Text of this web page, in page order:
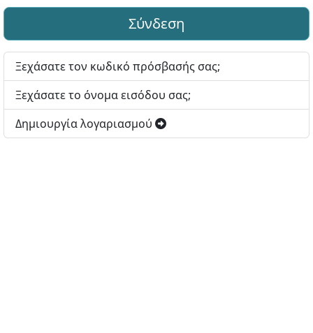
Σύνδεση
Ξεχάσατε τον κωδικό πρόσβασής σας;
Ξεχάσατε το όνομα εισόδου σας;
Δημιουργία λογαριασμού